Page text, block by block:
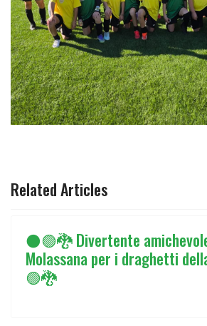
Related Articles
⚫🟢🐉 Divertente
Molassana per i draghetti
🟢🐉